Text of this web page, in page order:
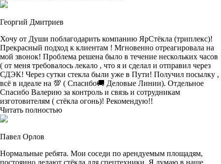
Георгий Дмитриев
Хочу от Души поблагодарить компанию ЯрСтёкла (триплекс)!
Прекрасный подход к клиентам ! Мгновенно отреагировала на
мой звонок! Проблема решена было в течение нескольких часов
( от меня требовалось лекало , что я и сделал и отправил через
СДЭК! Через сутки стекла были уже в Пути! Получил посылку ,
всё в идеале на 💯 ( Спасибо🚚 Деловые Линии). Отдельное
Спасибо Валерию за контроль и связь и сотрудникам
изготовителям ( стёкла огонь)! Рекомендую!!
Читать полностью
Павел Орлов
Нормальные ребята. Мои соседи по арендуемым площадям,
постоянно делают стёкла для спецтехники. Я думаю в наше